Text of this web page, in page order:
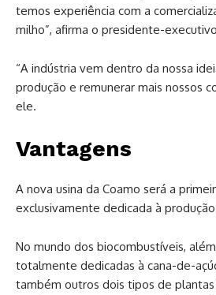
temos experiência com a
milho”, afirma o presidente-
“A indústria vem dentro da nossa
produção e remunerar mais nossos
ele.
Vantagens
A nova usina da Coamo será a
exclusivamente dedicada à
No mundo dos biocombustíveis,
totalmente dedicadas à cana-de-
também outros dois tipos de plantas